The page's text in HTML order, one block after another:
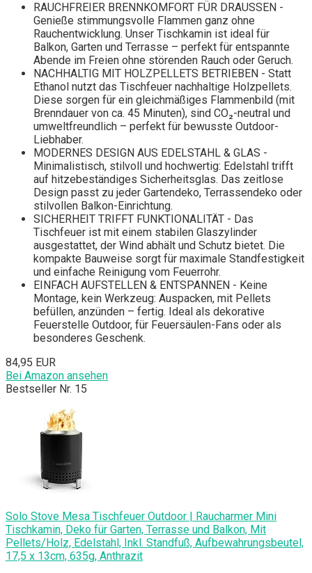
RAUCHFREIER BRENNKOMFORT FÜR DRAUSSEN -
Genieße stimmungsvolle Flammen ganz ohne
Rauchentwicklung. Unser Tischkamin ist ideal für
Balkon, Garten und Terrasse – perfekt für entspannte
Abende im Freien ohne störenden Rauch oder Geruch.
NACHHALTIG MIT HOLZPELLETS BETRIEBEN - Statt
Ethanol nutzt das Tischfeuer nachhaltige Holzpellets.
Diese sorgen für ein gleichmäßiges Flammenbild (mit
Brenndauer von ca. 45 Minuten), sind CO₂-neutral und
umweltfreundlich – perfekt für bewusste Outdoor-
Liebhaber.
MODERNES DESIGN AUS EDELSTAHL & GLAS -
Minimalistisch, stilvoll und hochwertig: Edelstahl trifft
auf hitzebeständiges Sicherheitsglas. Das zeitlose
Design passt zu jeder Gartendeko, Terrassendeko oder
stilvollen Balkon-Einrichtung.
SICHERHEIT TRIFFT FUNKTIONALITÄT - Das
Tischfeuer ist mit einem stabilen Glaszylinder
ausgestattet, der Wind abhält und Schutz bietet. Die
kompakte Bauweise sorgt für maximale Standfestigkeit
und einfache Reinigung vom Feuerrohr.
EINFACH AUFSTELLEN & ENTSPANNEN - Keine
Montage, kein Werkzeug: Auspacken, mit Pellets
befüllen, anzünden – fertig. Ideal als dekorative
Feuerstelle Outdoor, für Feuersäulen-Fans oder als
besonderes Geschenk.
84,95 EUR
Bei Amazon ansehen
Bestseller Nr. 15
Solo Stove Mesa Tischfeuer Outdoor | Raucharmer Mini
Tischkamin, Deko für Garten, Terrasse und Balkon, Mit
Pellets/Holz, Edelstahl, Inkl. Standfuß, Aufbewahrungsbeutel,
17,5 x 13cm, 635g, Anthrazit